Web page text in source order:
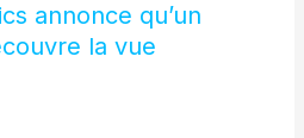
annonce qu’un
la vue